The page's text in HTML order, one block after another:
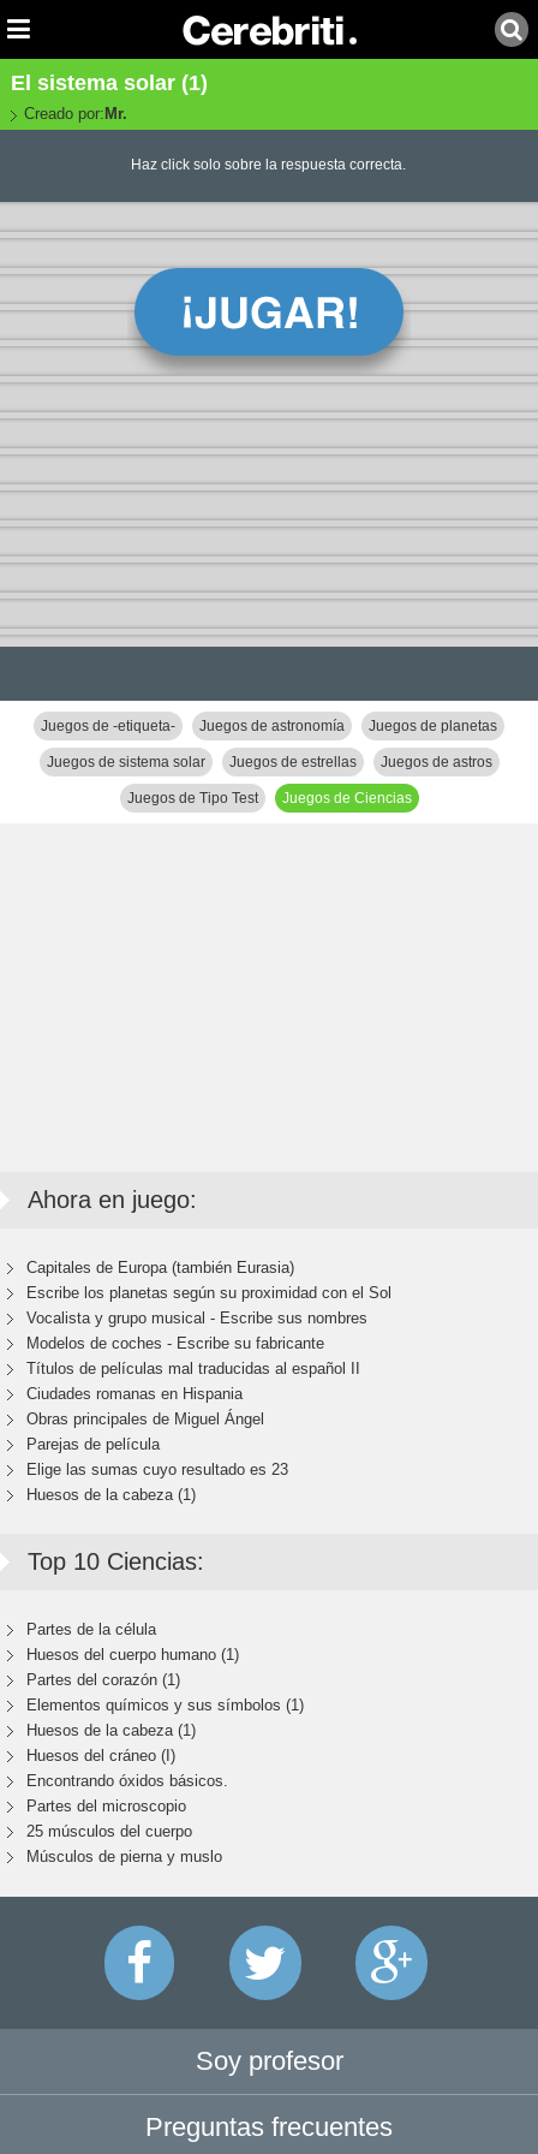
El sistema solar (1)
Creado por: Mr.
Haz click solo sobre la respuesta correcta.
Juegos de -etiqueta- Juegos de astronomía Juegos de planetas
Juegos de sistema solar Juegos de estrellas Juegos de astros
Juegos de Tipo Test Juegos de Ciencias
Ahora en juego:
Capitales de Europa (también Eurasia)
Escribe los planetas según su proximidad con el Sol
Vocalista y grupo musical - Escribe sus nombres
Modelos de coches - Escribe su fabricante
Títulos de películas mal traducidas al español II
Ciudades romanas en Hispania
Obras principales de Miguel Ángel
Parejas de película
Elige las sumas cuyo resultado es 23
Huesos de la cabeza (1)
Top 10 Ciencias:
Partes de la célula
Huesos del cuerpo humano (1)
Partes del corazón (1)
Elementos químicos y sus símbolos (1)
Huesos de la cabeza (1)
Huesos del cráneo (I)
Encontrando óxidos básicos.
Partes del microscopio
25 músculos del cuerpo
Músculos de pierna y muslo
Soy profesor
Preguntas frecuentes